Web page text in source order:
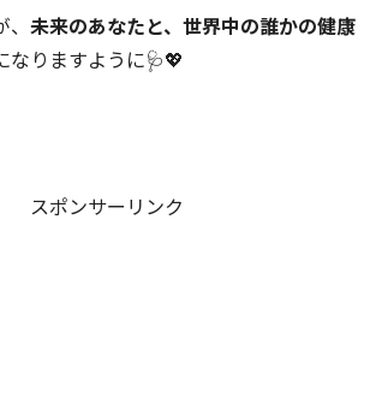
未来のあなたと、世界中の誰かの健康
なりますように🩺💖
スポンサーリンク